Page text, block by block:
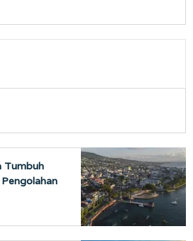
Tumbuh